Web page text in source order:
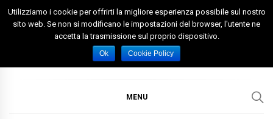
Skip
Spazio Foggia
Foggia News Calcio Eventi e Attività nella Capitanata
MENU
Utilizziamo i cookie per offrirti la migliore esperienza possibile sul nostro
sito web. Se non si modificano le impostazioni del browser, l'utente ne
accetta la trasmissione sul proprio dispositivo.
Ok Cookie Policy